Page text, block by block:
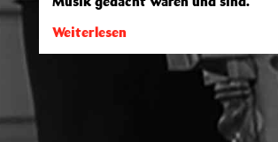
Weiterlesen